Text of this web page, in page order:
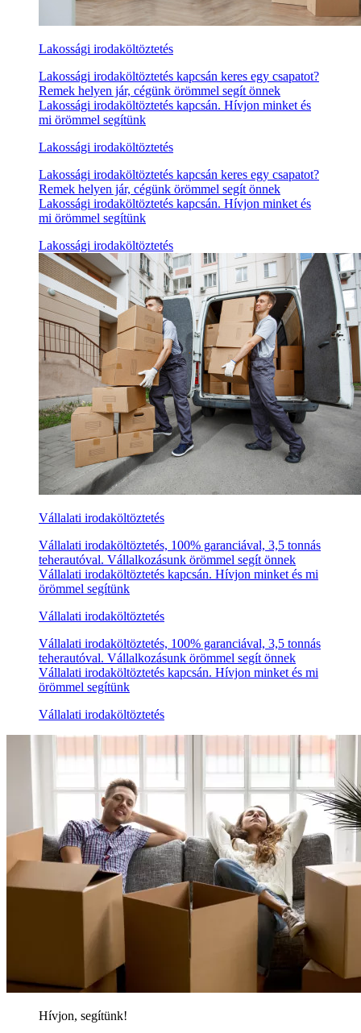
Lakossági irodaköltöztetés
Lakossági irodaköltöztetés kapcsán keres egy csapatot?
Remek helyen jár, cégünk örömmel segít önnek
Lakossági irodaköltöztetés kapcsán. Hívjon minket és
mi örömmel segítünk
Lakossági irodaköltöztetés
Lakossági irodaköltöztetés kapcsán keres egy csapatot?
Remek helyen jár, cégünk örömmel segít önnek
Lakossági irodaköltöztetés kapcsán. Hívjon minket és
mi örömmel segítünk
Lakossági irodaköltöztetés
Vállalati irodaköltöztetés
Vállalati irodaköltöztetés, 100% garanciával, 3,5 tonnás
teherautóval. Vállalkozásunk örömmel segít önnek
Vállalati irodaköltöztetés kapcsán. Hívjon minket és mi
örömmel segítünk
Vállalati irodaköltöztetés
Vállalati irodaköltöztetés, 100% garanciával, 3,5 tonnás
teherautóval. Vállalkozásunk örömmel segít önnek
Vállalati irodaköltöztetés kapcsán. Hívjon minket és mi
örömmel segítünk
Vállalati irodaköltöztetés
Hívjon, segítünk!